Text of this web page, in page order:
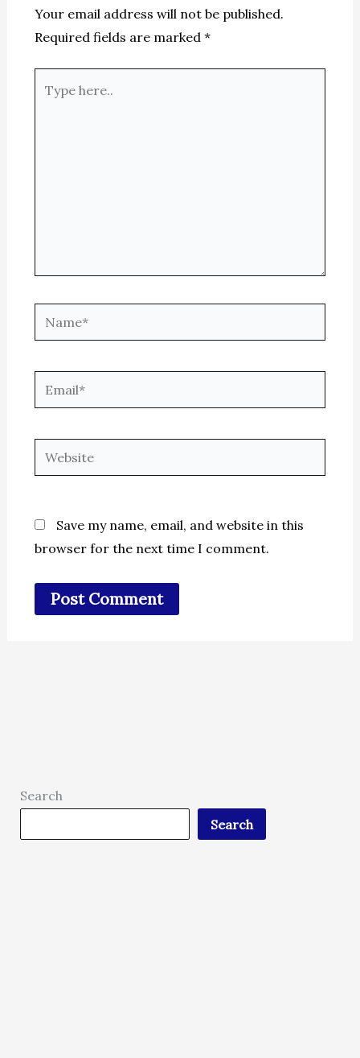
Your email address will not be published.
Required fields are marked *
here..
Name*
Email*
Website
Save my name, email, and website in this
browser for the next time I comment.
Search
Search